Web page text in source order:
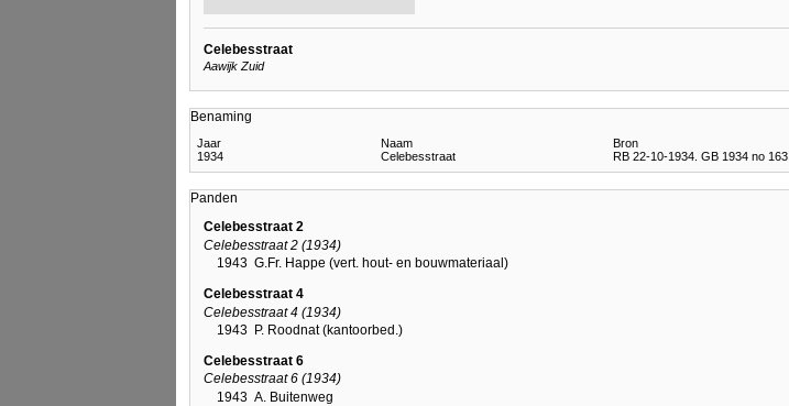
Celebesstraat
Aawijk Zuid
Benaming
Jaar Naam
Bron
1934
Celebesstraat RB 22-10-1934. GB 1934 no 163.
Panden
Celebesstraat 2
Celebesstraat 2 (1934)
1943 G.Fr. Happe (vert. hout- en bouwmateriaal)
Celebesstraat 4
Celebesstraat 4 (1934)
1943 P. Roodnat (kantoorbed.)
Celebesstraat 6
Celebesstraat 6 (1934)
1943 A. Buitenweg